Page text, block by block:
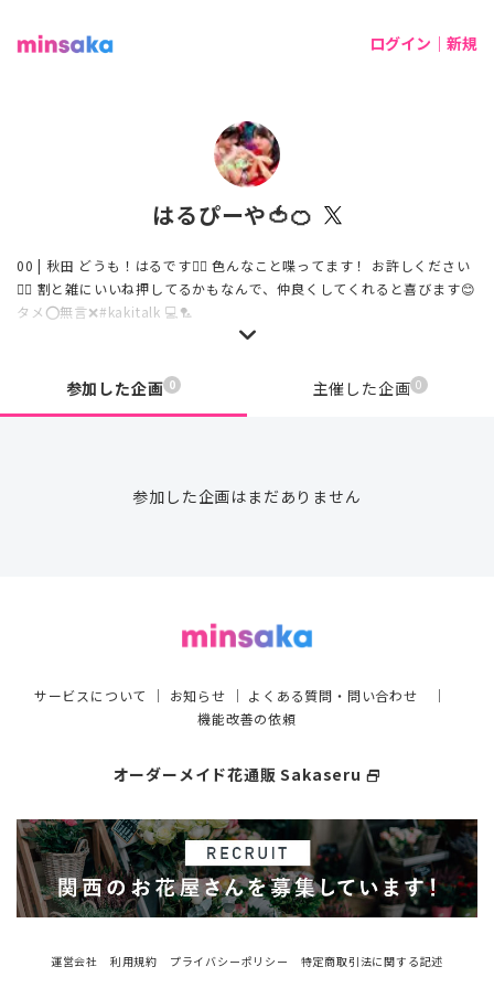
ログイン｜新規
はるぴーや🍅🍊
00 | 秋田 どうも！はるです🙇‍♂️ 色んなこと喋ってます！ お許しください
🙇‍♂️ 割と雑にいいね押してるかもなんで、仲良くしてくれると喜びます😊
タメ⭕️無言❌#kakitalk 💻🏸
参加した企画 0 主催した企画 0
参加した企画はまだありません
サービスについて ｜ お知らせ ｜ よくある質問・問い合わせ ｜
機能改善の依頼
オーダーメイド花通販 Sakaseru select_window
運営会社 利用規約 プライバシーポリシー
特定商取引法に関する記述